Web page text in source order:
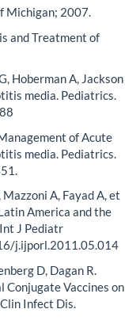
Michigan; 2007.
and Treatment of
Hoberman A, Jackson
media. Pediatrics.
of Acute
media. Pediatrics.
A, Fayad A, et
America and the
J Pediatr
j.ijporl.2011.05.014
D, Dagan R.
Conjugate Vaccines on
Infect Dis.